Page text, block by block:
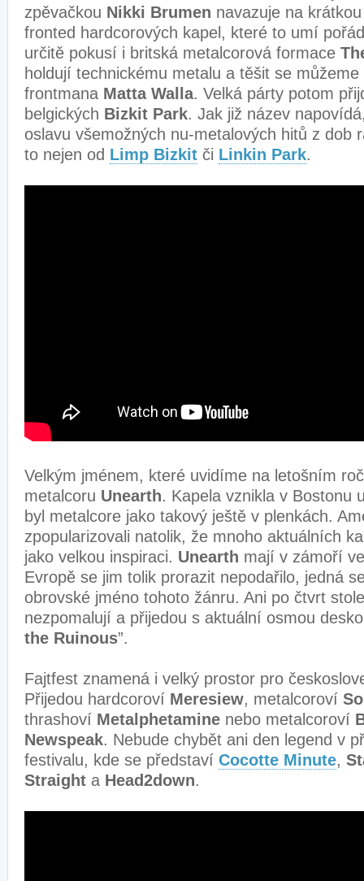
zpěvačkou Nikki Brumen navazuje na
fronted hardcorových kapel, které to umí
určitě pokusí i britská metalcorová formace
holdují technickému metalu a těšit se
frontmana Matta Walla. Velká párty potom
belgických Bizkit Park. Jak již název
oslavu všemožných nu-metalových hitů z dob
to nejen od Limp Bizkit či Linkin Park.
Velkým jménem, které uvidíme na letošním
metalcoru Unearth. Kapela vznikla v Bostonu
byl metalcore jako takový ještě v plenkách.
zpopularizovali natolik, že mnoho aktuálních
jako velkou inspiraci. Unearth mají v zámoří
Evropě se jim tolik prorazit nepodařilo, jedná
obrovské jméno tohoto žánru. Ani po čtvrt
nezpomalují a přijedou s aktuální osmou
the Ruinous”.
Fajtfest znamená i velký prostor pro
Přijedou hardcoroví Meresiew, metalcoroví
thrashoví Metalphetamine nebo metalcoroví
Newspeak. Nebude chybět ani den legend v
festivalu, kde se představí Cocotte Minute,
Straight a Head2down.